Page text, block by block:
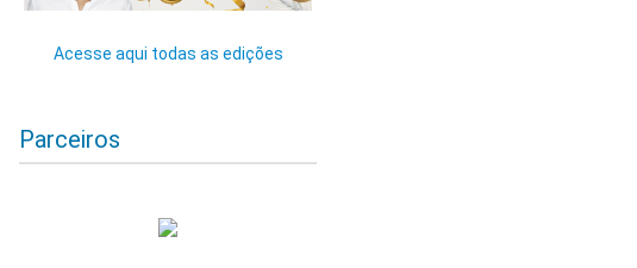
Acesse aqui todas as edições
Parceiros